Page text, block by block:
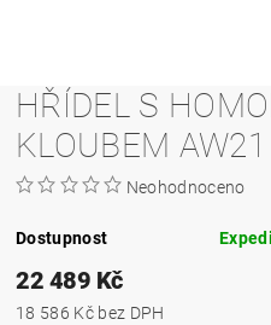
HŘÍDEL S
KLOUBEM AW21
Neohodnoceno
Dostupnost
22 489 Kč
18 586 Kč bez DPH